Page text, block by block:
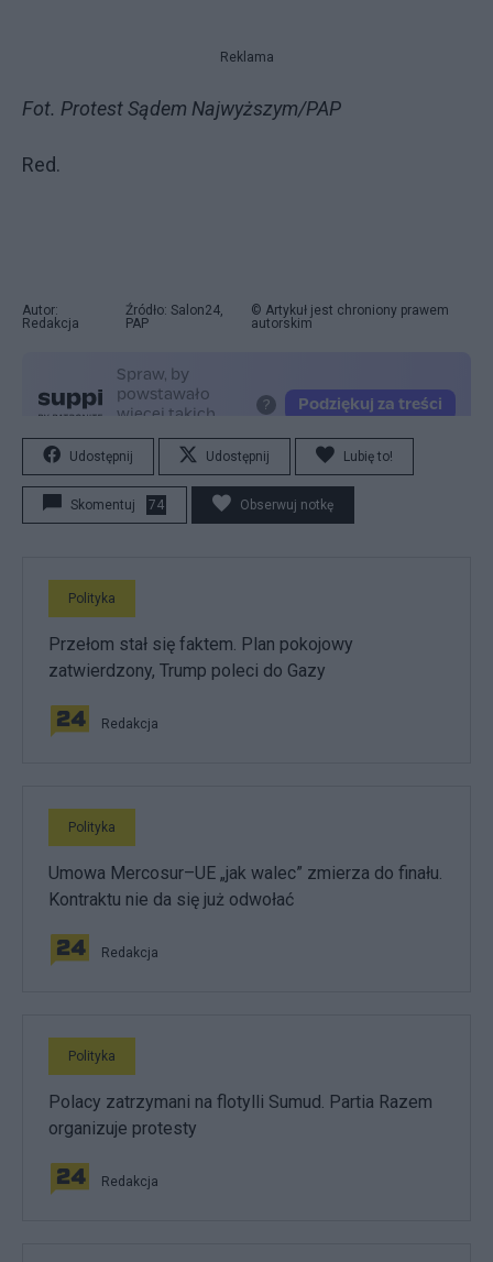
Reklama
Fot. Protest Sądem Najwyższym/PAP
Red.
Autor:
Redakcja
Źródło: Salon24,
PAP
© Artykuł jest chroniony prawem
autorskim
Udostępnij Udostępnij Lubię to!
Skomentuj 74 Obserwuj notkę
Polityka
Przełom stał się faktem. Plan pokojowy
zatwierdzony, Trump poleci do Gazy
Redakcja
Polityka
Umowa Mercosur–UE „jak walec” zmierza do finału.
Kontraktu nie da się już odwołać
Redakcja
Polityka
Polacy zatrzymani na flotylli Sumud. Partia Razem
organizuje protesty
Redakcja